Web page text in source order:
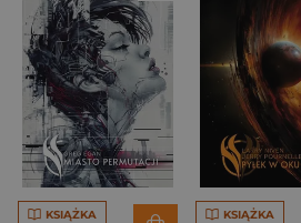
KSIĄŻKA KSIĄŻKA